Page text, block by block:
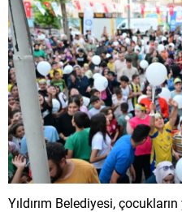
Yıldırım Belediyesi,